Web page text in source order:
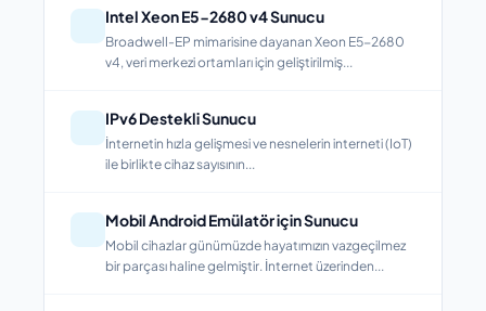
Intel Xeon E5-2680 v4 Sunucu
Broadwell-EP mimarisine dayanan Xeon E5-2680
v4, veri merkezi ortamları için geliştirilmiş...
IPv6 Destekli Sunucu
İnternetin hızla gelişmesi ve nesnelerin interneti (IoT)
ile birlikte cihaz sayısının...
Mobil Android Emülatör için Sunucu
Mobil cihazlar günümüzde hayatımızın vazgeçilmez
bir parçası haline gelmiştir. İnternet üzerinden...